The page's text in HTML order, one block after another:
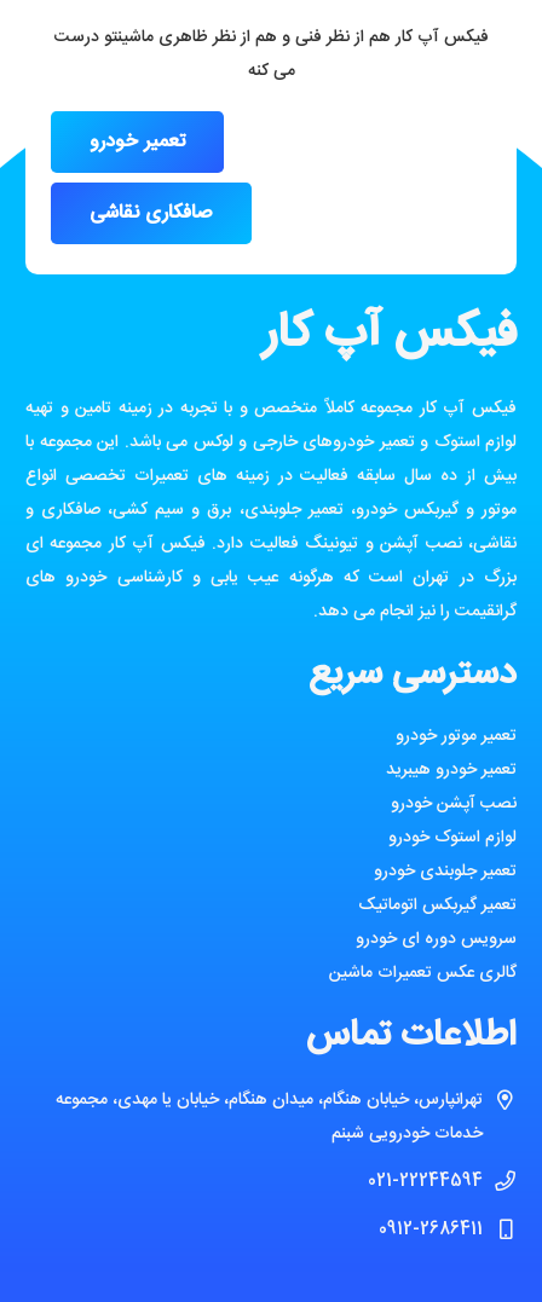
فیکس آپ کار هم از نظر فنی و هم از نظر ظاهری ماشینتو درست
می کنه
تعمیر خودرو
صافکاری نقاشی
فیکس آپ کار
فیکس آپ کار مجموعه کاملاً متخصص و با تجربه در زمینه تامین و تهیه
لوازم استوک و تعمیر خودروهای خارجی و لوکس می باشد. این مجموعه با
بیش از ده سال سابقه فعالیت در زمینه های تعمیرات تخصصی انواع
موتور و گیربکس خودرو، تعمیر جلوبندی، برق و سیم کشی، صافکاری و
نقاشی، نصب آپشن و تیونینگ فعالیت دارد. فیکس آپ کار مجموعه ای
بزرگ در تهران است که هرگونه عیب یابی و کارشناسی خودرو های
گرانقیمت را نیز انجام می دهد.
دسترسی سریع
تعمیر موتور خودرو
تعمیر خودرو هیبرید
نصب آپشن خودرو
لوازم استوک خودرو
تعمیر جلوبندی خودرو
تعمیر گیربکس اتوماتیک
سرویس دوره ای خودرو
گالری عکس تعمیرات ماشین
اطلاعات تماس
تهرانپارس، خیابان هنگام، میدان هنگام، خیابان یا مهدی، مجموعه
خدمات خودرویی شبنم
021-22244594
0912-2686411